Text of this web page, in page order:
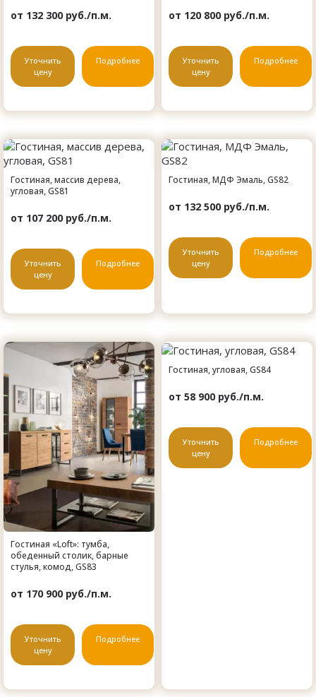
от 132 300 руб./п.м.
Уточнить
цену
Подробнее
от 120 800 руб./п.м.
Уточнить
цену
Подробнее
Гостиная, массив дерева,
угловая, GS81
от 107 200 руб./п.м.
Уточнить
цену
Подробнее
Гостиная, МДФ Эмаль, GS82
от 132 500 руб./п.м.
Уточнить
цену
Подробнее
Гостиная «Loft»: тумба,
обеденный столик, барные
стулья, комод, GS83
от 170 900 руб./п.м.
Уточнить
цену
Подробнее
Гостиная, угловая, GS84
от 58 900 руб./п.м.
Уточнить
цену
Подробнее